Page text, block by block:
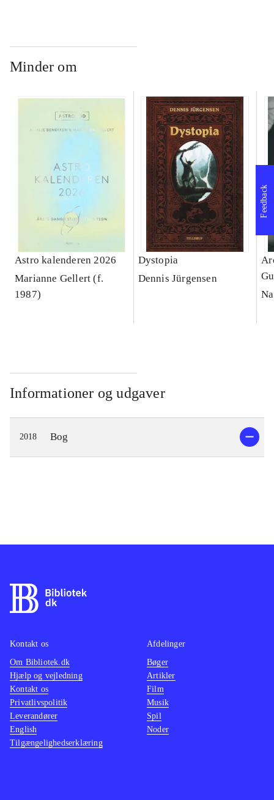
Minder om
Astro kalenderen 2026
Marianne Gellert (f.
1987)
Dystopia
Dennis Jürgensen
Informationer og udgaver
2018 Bog
Feedback
Kontakt os
Om Bibliotek.dk
Hjælp og vejledning
Kontakt os
Privatlivspolitik
Leverandører
English
Tilgængelighedserklæring
Afdelinger
Bøger
Artikler
Film
Musik
Spil
Noder